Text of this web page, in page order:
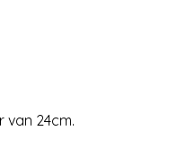
van 24cm.